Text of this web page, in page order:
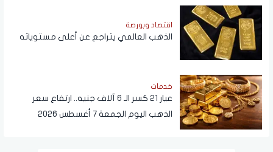
اقتصاد وبورصة
الذهب العالمي يتراجع عن أعلى مستوياته
خدمات
عيار 21 كسر الـ 6 آلاف جنيه.. ارتفاع سعر
الذهب اليوم الجمعة 7 أغسطس 2026